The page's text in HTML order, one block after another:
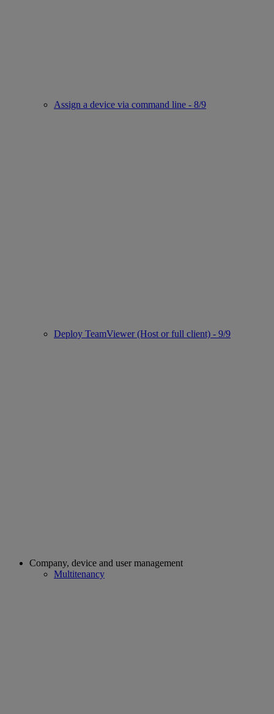
Assign a device via command line - 8/9
Deploy TeamViewer (Host or full client) - 9/9
Company, device and user management
Multitenancy